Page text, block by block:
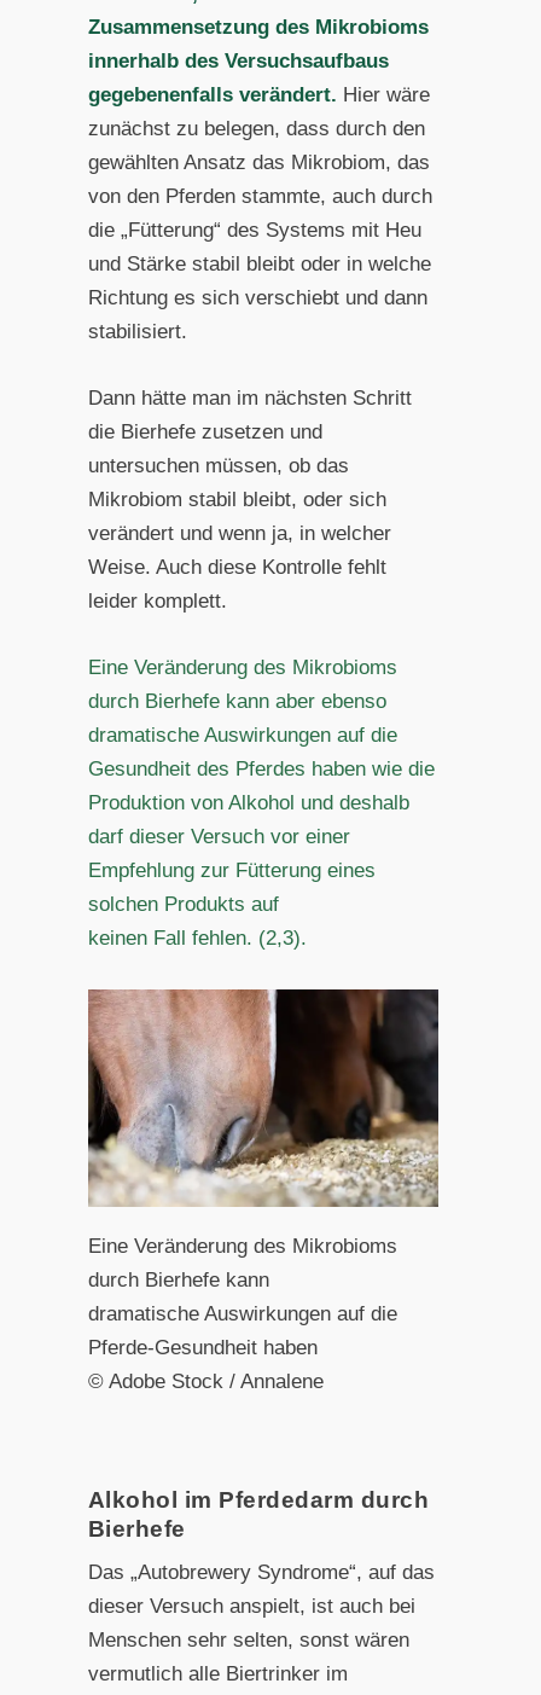
Zusammensetzung des Mikrobioms
innerhalb des Versuchsaufbaus
gegebenenfalls verändert. Hier wäre
zunächst zu belegen, dass durch den
gewählten Ansatz das Mikrobiom, das
von den Pferden stammte, auch durch
die „Fütterung“ des Systems mit Heu
und Stärke stabil bleibt oder in welche
Richtung es sich verschiebt und dann
stabilisiert.
Dann hätte man im nächsten Schritt
die Bierhefe zusetzen und
untersuchen müssen, ob das
Mikrobiom stabil bleibt, oder sich
verändert und wenn ja, in welcher
Weise. Auch diese Kontrolle fehlt
leider komplett.
Eine Veränderung des Mikrobioms
durch Bierhefe kann aber ebenso
dramatische Auswirkungen auf die
Gesundheit des Pferdes haben wie die
Produktion von Alkohol und deshalb
darf dieser Versuch vor einer
Empfehlung zur Fütterung eines
solchen Produkts auf
keinen Fall fehlen. (2,3).
Eine Veränderung des Mikrobioms
durch Bierhefe kann
dramatische Auswirkungen auf die
Pferde-Gesundheit haben
© Adobe Stock / Annalene
Alkohol im Pferdedarm durch
Bierhefe
Das „Autobrewery Syndrome“, auf das
dieser Versuch anspielt, ist auch bei
Menschen sehr selten, sonst wären
vermutlich alle Biertrinker im